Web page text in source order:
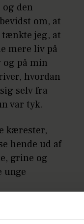
den
om, at
jeg, at
mere liv på
og på min
hvordan
selv fra
var tyk.
kærester,
hende ud af
grine og
unge
det hele om